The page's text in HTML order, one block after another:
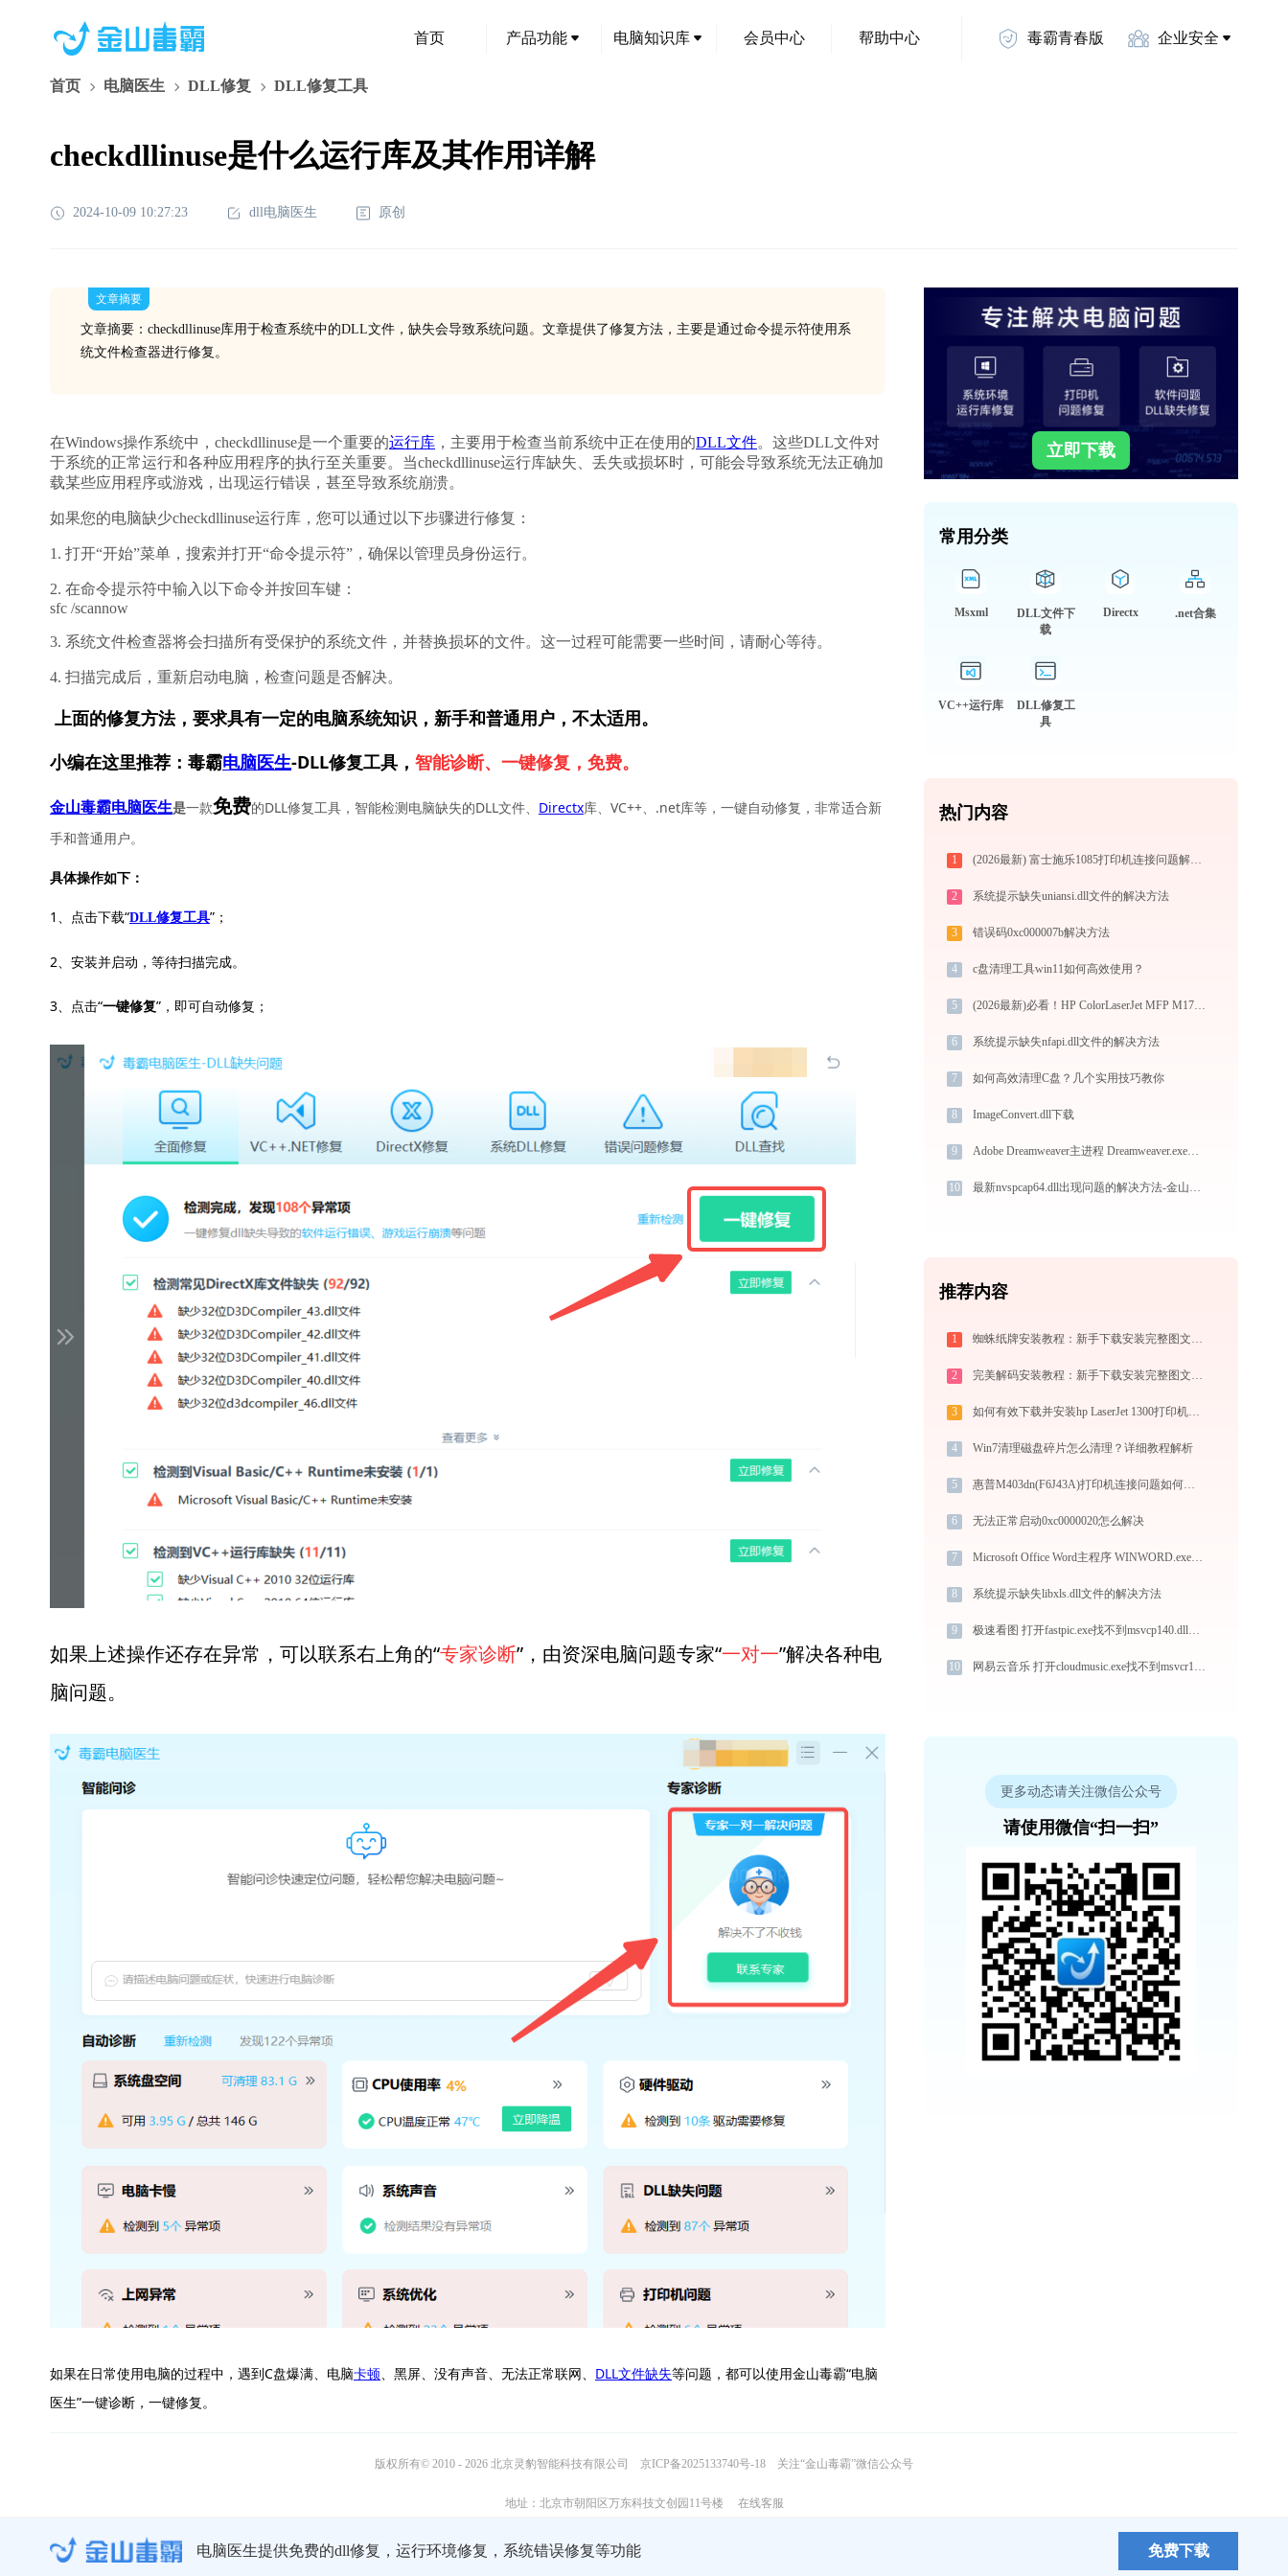
首页 产品功能 电脑知识库 会员中心 帮助中心 毒霸青春版 企业安全
首页 电脑医生 DLL修复 DLL修复工具
checkdllinuse是什么运行库及其作用详解
2024-10-09 10:27:23 dll电脑医生 原创
文章摘要
文章摘要：checkdllinuse库用于检查系统中的DLL文件，缺失会导致系统问题。文章提供了修复方法，主要是通过命令提示符使用系
统文件检查器进行修复。
在Windows操作系统中，checkdllinuse是一个重要的运行库 ，主要用于检查当前系统中正在使用的DLL文件。这些DLL文件对
于系统的正常运行和各种应用程序的执行至关重要。当checkdllinuse运行库缺失、丢失或损坏时，可能会导致系统无法正确加
载某些应用程序或游戏，出现运行错误，甚至导致系统崩溃。
如果您的电脑缺少checkdllinuse运行库，您可以通过以下步骤进行修复：
1. 打开“开始”菜单，搜索并打开“命令提示符”，确保以管理员身份运行。
2. 在命令提示符中输入以下命令并按回车键：
sfc /scannow
3. 系统文件检查器将会扫描所有受保护的系统文件，并替换损坏的文件。这一过程可能需要一些时间，请耐心等待。
4. 扫描完成后，重新启动电脑，检查问题是否解决。
上面的修复方法，要求具有一定的电脑系统知识，新手和普通用户，不太适用。
小编在这里推荐：毒霸电脑医生-DLL修复工具， 智能诊断、一键修复，免费。
金山毒霸电脑医生是一款免费的DLL修复工具，智能检测电脑缺失的DLL文件、 Directx库、VC++、.net库等，一键自动修复，非常适合新
手和普通用户。
具体操作如下：
1、点击下载“DLL修复工具”；
2、安装并启动，等待扫描完成。
3、点击“一键修复”，即可自动修复；
如果上述操作还存在异常，可以联系右上角的“专家诊断”，由资深电脑问题专家“一对一”解决各种电
脑问题。
如果在日常使用电脑的过程中，遇到C盘爆满、电脑卡顿、黑屏、没有声音、无法正常联网、 DLL文件缺失等问题，都可以使用金山毒霸“电脑
医生”一键诊断，一键修复。
电脑医生提供免费的dll修复，运行环境修复，系统错误修复等功能 免费下载
立即下载
常用分类
Msxml
DLL文件下
载
Directx .net合集
VC++运行库
DLL修复工
具
热门内容
1 (2026最新) 富士施乐1085打印机连接问题解决方法 -金山毒霸
2 系统提示缺失uniansi.dll文件的解决方法
3 错误码0xc000007b解决方法
4 c盘清理工具win11如何高效使用？
5 (2026最新)必看！HP ColorLaserJet MFP M178-M181 PCL.6打印机驱动下载与安装的正确姿势
6 系统提示缺失nfapi.dll文件的解决方法
7 如何高效清理C盘？几个实用技巧教你
8 ImageConvert.dll下载
9 Adobe Dreamweaver主进程 Dreamweaver.exe系统错误vcruntime140_1.dll丢失如何解决
10 最新nvspcap64.dll出现问题的解决方法-金山毒霸
推荐内容
1 蜘蛛纸牌安装教程：新手下载安装完整图文指南
2 完美解码安装教程：新手下载安装完整图文指南
3 如何有效下载并安装hp LaserJet 1300打印机驱动？全方位指导手册
4 Win7清理磁盘碎片怎么清理？详细教程解析
5 惠普M403dn(F6J43A)打印机连接问题如何解决？-金山毒霸
6 无法正常启动0xc0000020怎么解决
7 Microsoft Office Word主程序 WINWORD.exe加载rpcrt4.dll文件丢失处理办法
8 系统提示缺失libxls.dll文件的解决方法
9 极速看图 打开fastpic.exe找不到msvcp140.dll怎么办
10 网易云音乐 打开cloudmusic.exe找不到msvcr100.dll怎么办
更多动态请关注微信公众号
请使用微信“扫一扫”
版权所有© 2010 - 2026 北京灵豹智能科技有限公司 京ICP备2025133740号-18 关注“金山毒霸”微信公众号
地址：北京市朝阳区万东科技文创园11号楼 在线客服